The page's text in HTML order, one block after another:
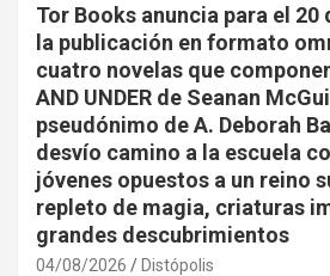
Tor Books anuncia para el 20
la publicación en formato
cuatro novelas que
AND UNDER de Seanan
pseudónimo de A. Deborah
desvío camino a la escuela
jóvenes opuestos a un reino
repleto de magia, criaturas
grandes descubrimientos
04/08/2026 Distópolis